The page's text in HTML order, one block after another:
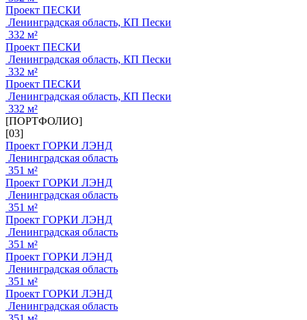
Проект ПЕСКИ
Ленинградская область, КП Пески
332 м²
Проект ПЕСКИ
Ленинградская область, КП Пески
332 м²
Проект ПЕСКИ
Ленинградская область, КП Пески
332 м²
[ПОРТФОЛИО]
[03]
Проект ГОРКИ ЛЭНД
Ленинградская область
351 м²
Проект ГОРКИ ЛЭНД
Ленинградская область
351 м²
Проект ГОРКИ ЛЭНД
Ленинградская область
351 м²
Проект ГОРКИ ЛЭНД
Ленинградская область
351 м²
Проект ГОРКИ ЛЭНД
Ленинградская область